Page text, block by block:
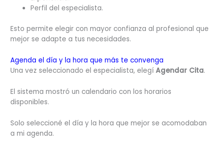
Perfil del especialista.
Esto permite elegir con mayor confianza al profesional que
mejor se adapte a tus necesidades.
Agenda el día y la hora que más te convenga
Una vez seleccionado el especialista, elegíAgendar Cita.
El sistema mostró un calendario con los horarios
disponibles.
Solo seleccioné el día y la hora que mejor se acomodaban
a mi agenda.